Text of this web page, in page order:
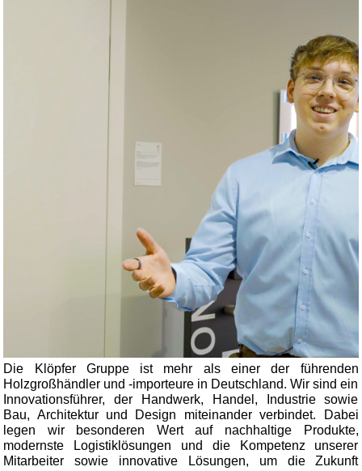
Die Klöpfer Gruppe ist mehr als einer der führenden
Holzgroßhändler und -importeure in Deutschland. Wir sind ein
Innovationsführer, der Handwerk, Handel, Industrie sowie
Bau, Architektur und Design miteinander verbindet. Dabei
legen wir besonderen Wert auf nachhaltige Produkte,
modernste Logistiklösungen und die Kompetenz unserer
Mitarbeiter sowie innovative Lösungen, um die Zukunft